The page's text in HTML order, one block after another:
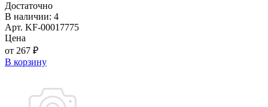
Достаточно
В наличии: 4
Арт. KF-00017775
Цена
от 267 ₽
В корзину